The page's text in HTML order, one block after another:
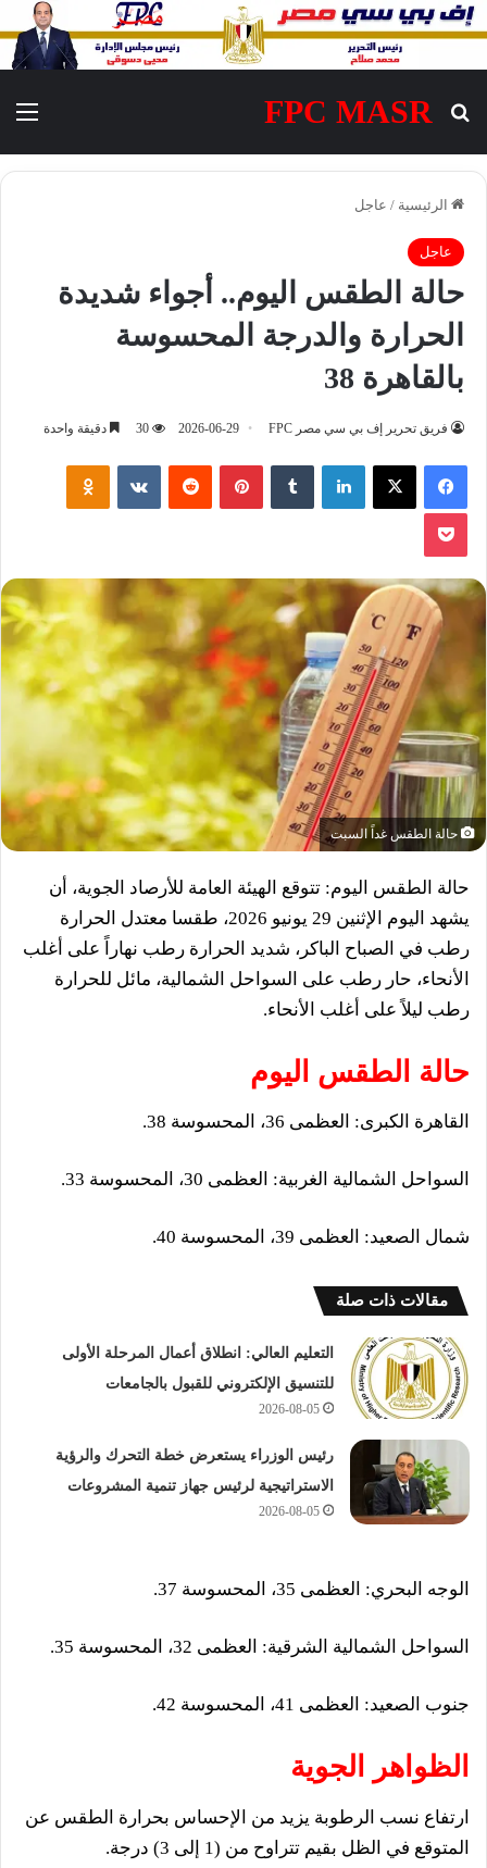
FPC MASR
بحث عن
الرئيسية / عاجل
عاجل
حالة الطقس اليوم.. أجواء شديدة
الحرارة والدرجة المحسوسة
بالقاهرة 38
فريق تحرير إف بي سي مصر FPC 2026-06-29
30 دقيقة واحدة
فيسبوك ‫X لينكدإن بينتيريست
حالة الطقس غداً السبت
حالة الطقس اليوم: تتوقع الهيئة العامة للأرصاد الجوية، أن
يشهد اليوم الإثنين 29 يونيو 2026، طقسا معتدل الحرارة
رطب في الصباح الباكر، شديد الحرارة رطب نهاراً على أغلب
الأنحاء، حار رطب على السواحل الشمالية، مائل للحرارة
رطب ليلاً على أغلب الأنحاء.
حالة الطقس اليوم
​القاهرة الكبرى: العظمى 36، المحسوسة 38.
​السواحل الشمالية الغربية: العظمى 30، المحسوسة 33.
​شمال الصعيد: العظمى 39، المحسوسة 40.
مقالات ذات صلة
التعليم العالي: انطلاق أعمال المرحلة الأولى
للتنسيق الإلكتروني للقبول بالجامعات
2026-08-05
رئيس الوزراء يستعرض خطة التحرك والرؤية
الاستراتيجية لرئيس جهاز تنمية المشروعات
2026-08-05
​الوجه البحري: العظمى 35، المحسوسة 37.
​السواحل الشمالية الشرقية: العظمى 32، المحسوسة 35.
​جنوب الصعيد: العظمى 41، المحسوسة 42.
الظواهر الجوية
​ارتفاع نسب الرطوبة يزيد من الإحساس بحرارة الطقس عن
المتوقع في الظل بقيم تتراوح من (1 إلى 3) درجة.